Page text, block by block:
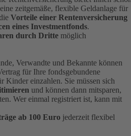
zeitgemäße, flexible Geldanlage für
Vorteile einer Rentenversicherung
eines Investmentfonds.
durch Dritte möglich
Verwandte und Bekannte können
für Ihre fondsgebundene
Kinder einzahlen. Sie müssen sich
und können dann mitsparen,
Wer einmal registriert ist, kann mit
ab 100 Euro jederzeit flexibel